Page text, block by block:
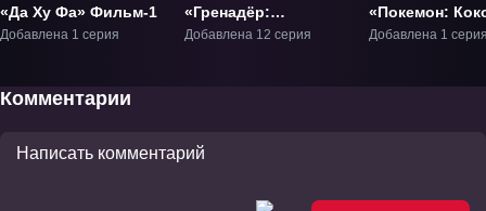
«Да Ху Фа» Фильм-1
Добавлена 1 серия
«Гренадёр:
Улыбающаяся
Добавлена 12 серия
«Покемон:
Фильм-23
Добавлена 1
Комментарии